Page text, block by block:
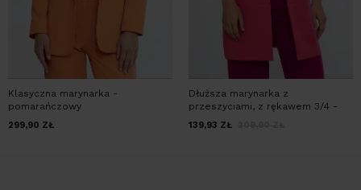
Klasyczna marynarka -
pomarańczowy
299,90 ZŁ
Dłuższa marynarka z
przeszyciami, z rękawem 3/4 -
139,93 ZŁ